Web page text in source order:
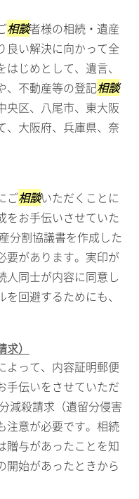
相談者様の相続・遺産
良い解決に向かって全
じめとして、遺言、
、不動産等の登記相談
央区、八尾市、東大阪
、大阪府、兵庫県、奈
ご相談いただくことに
をお手伝いさせていた
分割協議書を作成した
要があります。実印が
人同士が内容に同意し
回避するためにも、
）
よって、内容証明郵便
手伝いをさせていただ
減殺請求（遺留分侵害
注意が必要です。相続
贈与があったことを知
開始があったときから